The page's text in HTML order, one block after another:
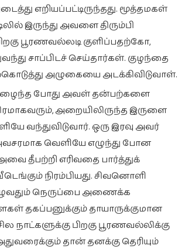
எறியப்பட்டிருந்தது. மூத்தமகள்
இருந்து அவளை திரும்பி
பூரணவல்லடி குளிப்பதற்கோ,
சாப்பிடச் செய்தார்கள். குழந்தை
அழுகையை அடக்கிவிடுவாள்.
போது அவள் தன்பற்களை
அறையிலிருந்த இருளை
வந்துவிடுவார். ஒரு இரவு அவர்
வெளியே எழுந்து போன
தீபற்றி எரிவதை பார்த்துக்
நிரம்பியது. சிவனொளி
நெருப்பை அணைக்க
தகப்பனுக்கும் தாயாருக்குமான
பிறகு பூரணவல்லிக்கு
தான் தனக்கு தெரியும்